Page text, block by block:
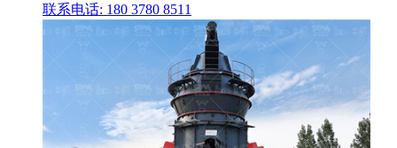
联系电话: 180 3780 8511